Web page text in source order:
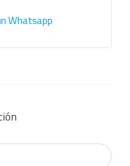
Whatsapp